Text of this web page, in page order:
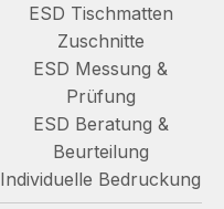
ESD Tischmatten
Zuschnitte
ESD Messung &
Prüfung
ESD Beratung &
Beurteilung
Individuelle Bedruckung